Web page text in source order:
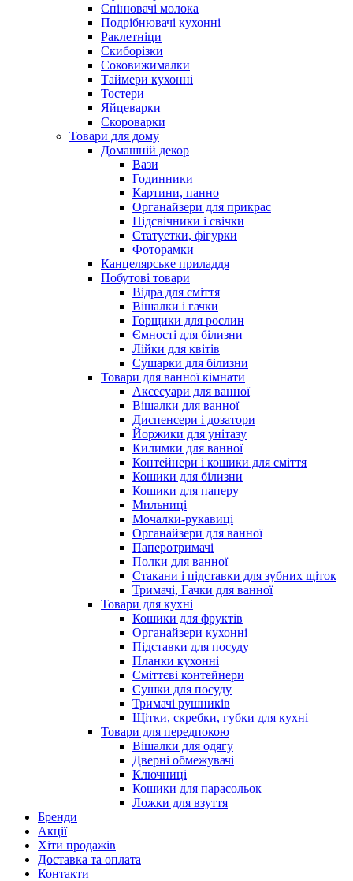
Спінювачі молока
Подрібнювачі кухонні
Раклетніци
Скиборізки
Соковижималки
Таймери кухонні
Тостери
Яйцеварки
Скороварки
Товари для дому
Домашній декор
Вази
Годинники
Картини, панно
Органайзери для прикрас
Підсвічники і свічки
Статуетки, фігурки
Фоторамки
Канцелярське приладдя
Побутові товари
Відра для сміття
Вішалки і гачки
Горщики для рослин
Ємності для білизни
Лійки для квітів
Сушарки для білизни
Товари для ванної кімнати
Аксесуари для ванної
Вішалки для ванної
Диспенсери і дозатори
Йоржики для унітазу
Килимки для ванної
Контейнери і кошики для сміття
Кошики для білизни
Кошики для паперу
Мильниці
Мочалки-рукавиці
Органайзери для ванної
Паперотримачі
Полки для ванної
Стакани і підставки для зубних щіток
Тримачі, Гачки для ванної
Товари для кухні
Кошики для фруктів
Органайзери кухонні
Підставки для посуду
Планки кухонні
Сміттєві контейнери
Сушки для посуду
Тримачі рушників
Щітки, скребки, губки для кухні
Товари для передпокою
Вішалки для одягу
Дверні обмежувачі
Ключниці
Кошики для парасольок
Ложки для взуття
Бренди
Акції
Хіти продажів
Доставка та оплата
Контакти